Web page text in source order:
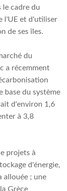
le cadre du
l'UE et d'utiliser
de ses îles.
du
a récemment
base du système
d'environ 1,6
à 3,8
projets à
d'énergie,
allouée ; une
Grèce